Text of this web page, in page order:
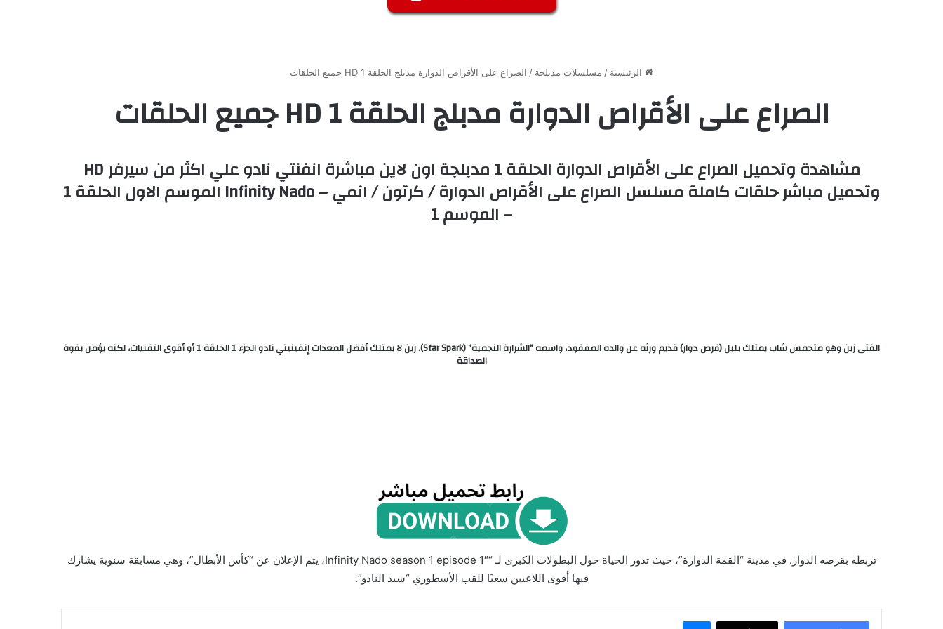
الرئيسية / مسلسلات مدبلجة / الصراع على الأقراص الدوارة مدبلج الحلقة 1 HD جميع الحلقات
الصراع على الأقراص الدوارة مدبلج الحلقة 1 HD جميع الحلقات
مشاهدة وتحميل الصراع على الأقراص الدوارة الحلقة 1 مدبلجة اون لاين مباشرة انفنتي نادو علي اكثر من سيرفر HD
وتحميل مباشر حلقات كاملة مسلسل الصراع على الأقراص الدوارة / كرتون / انمي – Infinity Nado الموسم الاول الحلقة 1
– الموسم 1
الفتى زين وهو متحمس شاب يمتلك بلبل (قرص دوار) قديم ورثه عن والده المفقود، واسمه “الشرارة النجمية” (Star Spark). زين لا يمتلك أفضل المعدات إنفينيتي نادو الجزء 1 الحلقة 1 أو أقوى التقنيات، لكنه يؤمن بقوة
الصداقة
تربطه بقرصه الدوار. في مدينة “القمة الدوارة”، حيث تدور الحياة حول البطولات الكبرى لـ “Infinity Nado season 1 episode 1″، يتم الإعلان عن “كأس الأبطال”، وهي مسابقة سنوية يشارك
فيها أقوى اللاعبين سعيًا للقب الأسطوري “سيد النادو”.
ماسنجر